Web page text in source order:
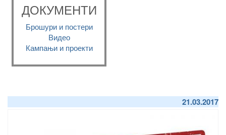
ДОКУМЕНТИ
Брошури и постери
Видео
Кампањи и проекти
21.03.2017